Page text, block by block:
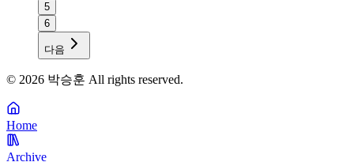
5
6
다음
© 2026 박승훈 All rights reserved.
Home
Archive